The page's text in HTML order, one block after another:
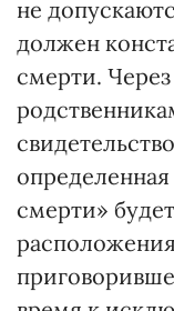
не
должен
смерти.
определенная
смерти»